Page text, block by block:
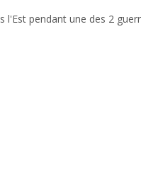
l'Est pendant une des 2